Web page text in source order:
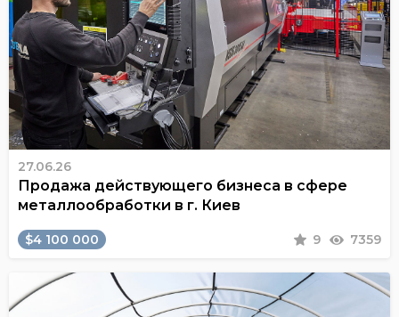
27.06.26
Продажа действующего бизнеса в сфере
металлообработки в г. Киев
$4 100 000 9 7359